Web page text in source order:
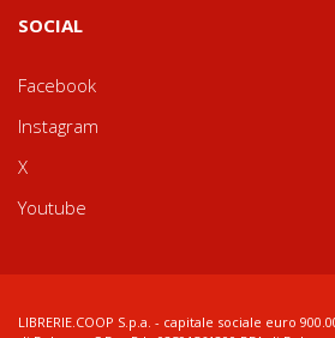
SOCIAL
Facebook
Instagram
X
Youtube
LIBRERIE.COOP S.p.a. - capitale sociale euro